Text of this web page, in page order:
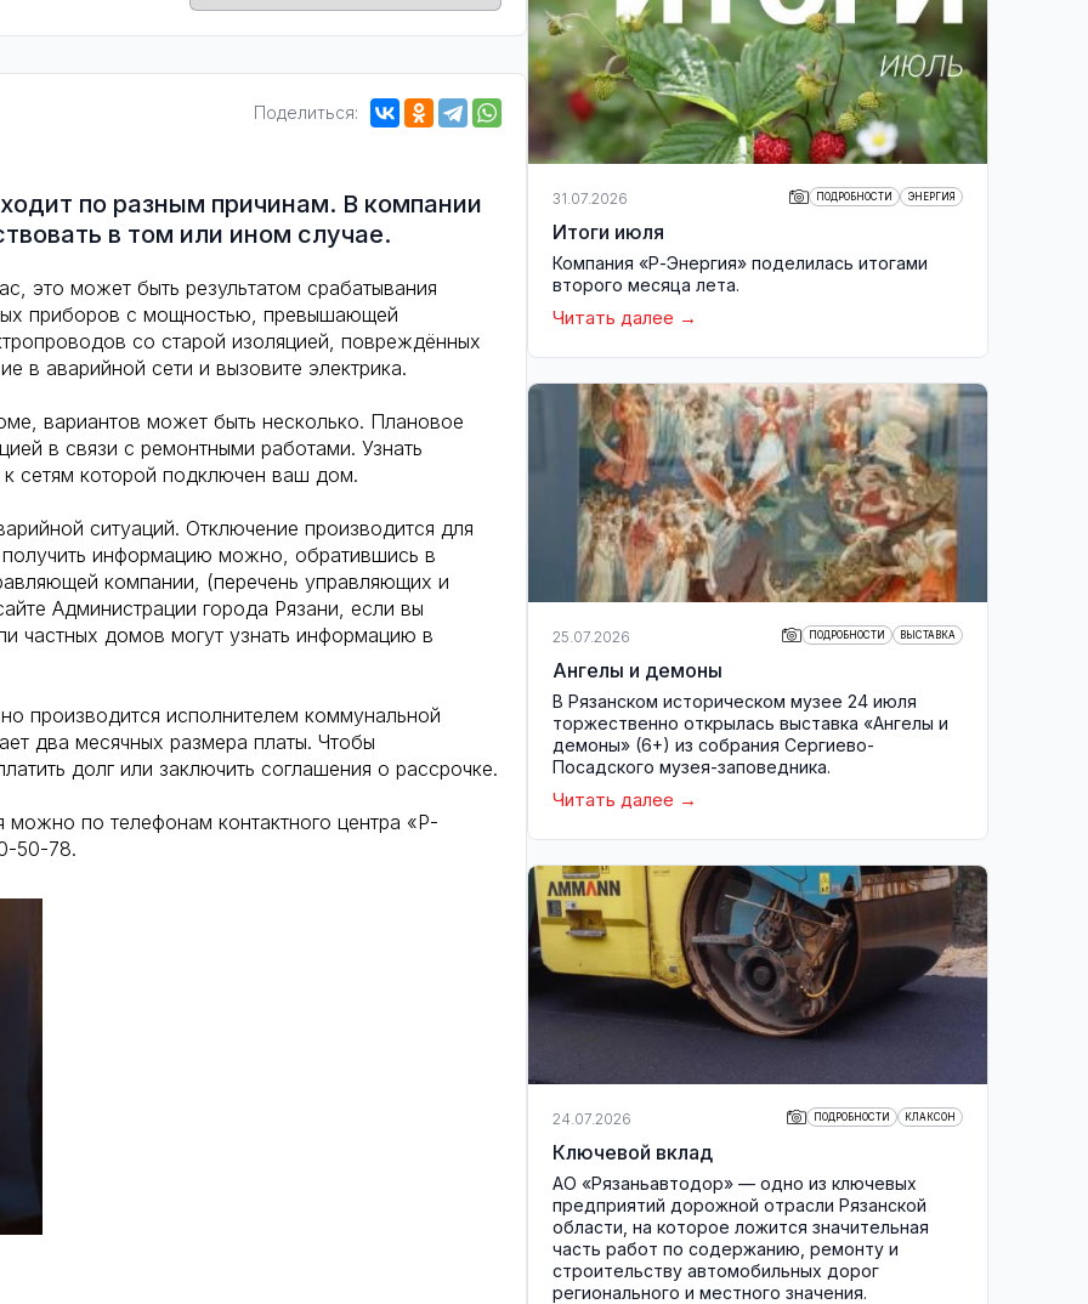
Поделиться:
по разным причинам. В компании
в том или ином случае.
это может быть результатом срабатывания
приборов с мощностью, превышающей
со старой изоляцией, повреждённых
в аварийной сети и вызовите электрика.
вариантов может быть несколько. Плановое
в связи с ремонтными работами. Узнать
сетям которой подключен ваш дом.
ситуаций. Отключение производится для
информацию можно, обратившись в
компании, (перечень управляющих и
Администрации города Рязани, если вы
частных домов могут узнать информацию в
производится исполнителем коммунальной
два месячных размера платы. Чтобы
долг или заключить соглашения о рассрочке.
по телефонам контактного центра «Р-
50-78.
31.07.2026 ПОДРОБНОСТИ ЭНЕРГИЯ
Итоги июля
Компания «Р-Энергия» поделилась итогами
второго месяца лета.
Читать далее
25.07.2026 ПОДРОБНОСТИ ВЫСТАВКА
Ангелы и демоны
В Рязанском историческом музее 24 июля
торжественно открылась выставка «Ангелы и
демоны» (6+) из собрания Сергиево-
Посадского музея-заповедника.
Читать далее
24.07.2026 ПОДРОБНОСТИ КЛАКСОН
Ключевой вклад
АО «Рязаньавтодор» — одно из ключевых
предприятий дорожной отрасли Рязанской
области, на которое ложится значительная
часть работ по содержанию, ремонту и
строительству автомобильных дорог
регионального и местного значения.